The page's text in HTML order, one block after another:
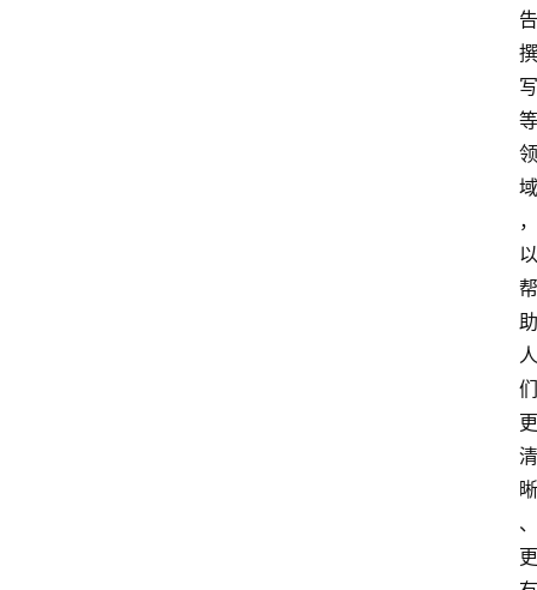
告
撰
写
等
领
域
，
以
帮
助
人
们
更
清
晰
、
更